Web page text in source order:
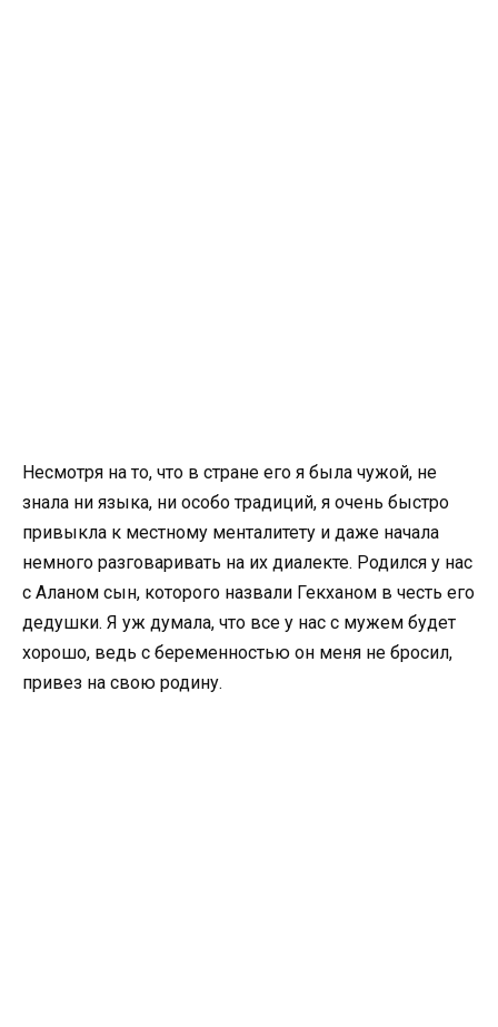
Несмотря на то, что в стране его я была чужой, не
знала ни языка, ни особо традиций, я очень быстро
привыкла к местному менталитету и даже начала
немного разговаривать на их диалекте. Родился у нас
с Аланом сын, которого назвали Гекханом в честь его
дедушки. Я уж думала, что все у нас с мужем будет
хорошо, ведь с беременностью он меня не бросил,
привез на свою родину.